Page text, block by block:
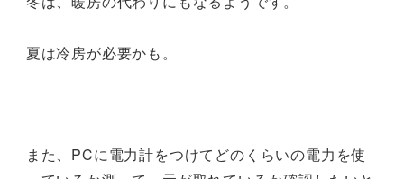
夏は冷房が必要かも。
また、PCに電力計をつけてどのくらいの電力を使